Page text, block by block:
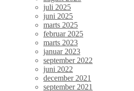
juli 2025
juni 2025
marts 2025
februar 2025
marts 2023
januar 2023
september 2022
juni 2022
december 2021
september 2021